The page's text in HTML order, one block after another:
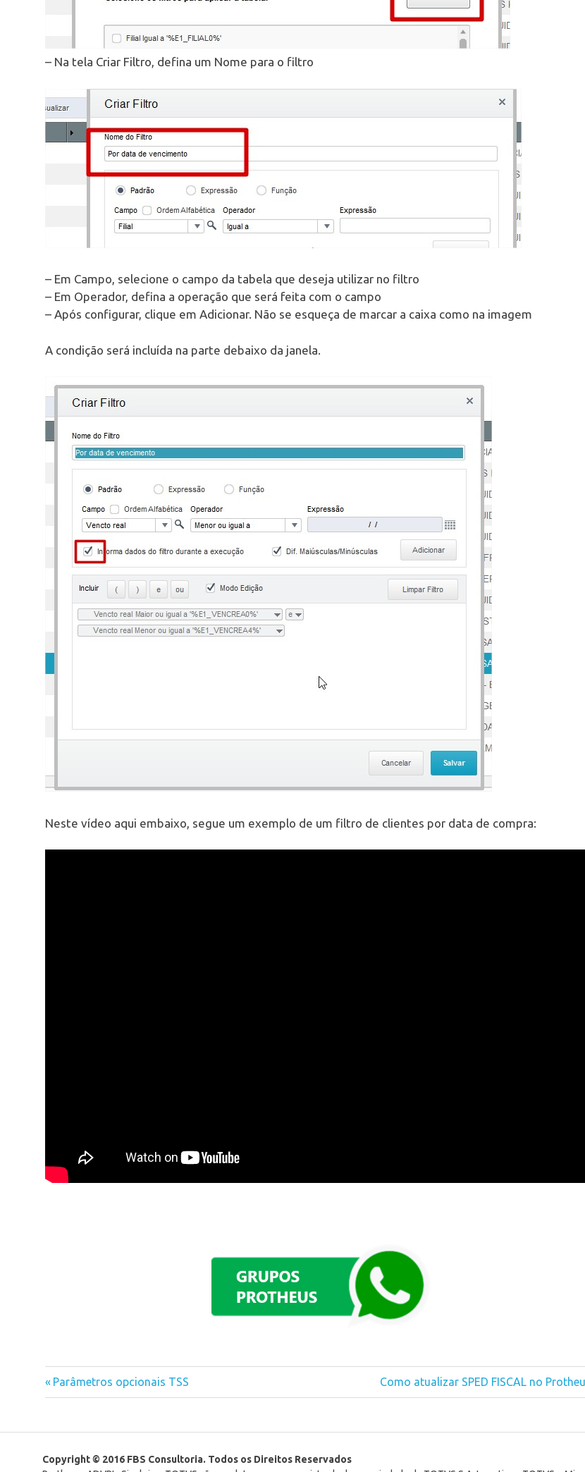
– Na tela Criar Filtro, defina um Nome para o filtro
– Em Campo, selecione o campo da tabela que deseja utilizar no filtro
– Em Operador, defina a operação que será feita com o campo
– Após configurar, clique em Adicionar. Não se esqueça de marcar a caixa como na imagem
A condição será incluída na parte debaixo da janela.
Neste vídeo aqui embaixo, segue um exemplo de um filtro de clientes por data de compra:
Navegação
Post
Previous
Post:
Parâmetros opcionais TSS
Next
Post:
Como atualizar SPED FISCAL no
Copyright © 2016 FBS Consultoria. Todos os Direitos Reservados